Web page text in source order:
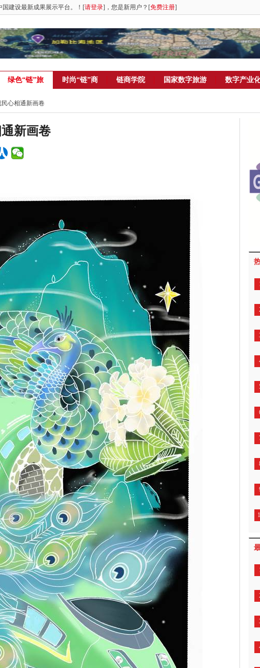
建设最新成果展示平台。！[请登录]，您是新用户？[免费注册]
绿色“链”旅 时尚“链”商 链商学院 国家数字旅游 数字产业
心相通新画卷
新画卷